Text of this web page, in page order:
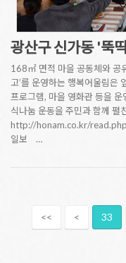
광산구 신가동 '뚝
168㎡ 면적 마을 공동체와 공
고’를 운영하는 행복어울림은
프로그램, 마을 영화관 등을
식나눔 운동을 주민과 함께
http://honam.co.kr/
일보 …
<< < 33